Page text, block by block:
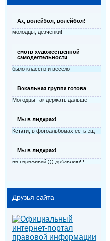
Ах, волейбол, волейбол!
молодцы, девчёнки!
смотр художественной
самодеятельности
было классно и весело
Вокальная группа готова
Молодцы так держать дальше
Мы в лидерах!
Кстати, в фотоальбомах есть ещ
Мы в лидерах!
не переживай ))) добавляю!!!
Друзья сайта